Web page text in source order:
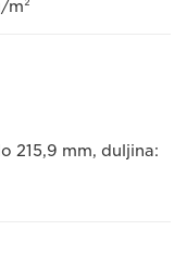
m²
215,9 mm, duljina: